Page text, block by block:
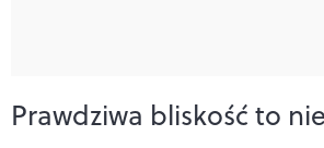
Prawdziwa bliskość to